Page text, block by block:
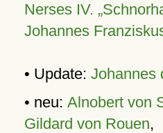
Nerses IV.
Johannes
• Update: Johannes
• neu: Alnobert von
Gildard von Rouen,